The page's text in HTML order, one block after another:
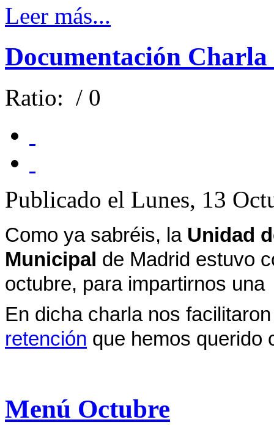
Leer más...
Documentación
Ratio: / 0
Publicado el Lunes, 13
Como ya sabréis, la Unidad
Municipal de Madrid estuvo
octubre, para impartirnos
En dicha charla nos
retención que hemos querido
Menú Octubre